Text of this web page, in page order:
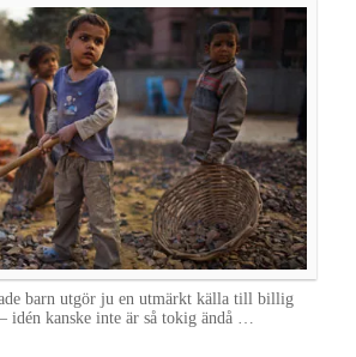
barn utgör ju en utmärkt källa till billig
idén kanske inte är så tokig ändå …